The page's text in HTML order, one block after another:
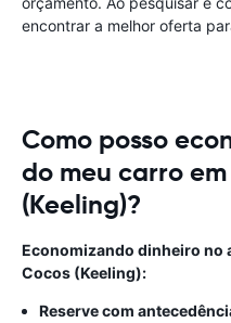
encontrar a melhor oferta
Como posso
do meu carro
(Keeling)?
Economizando dinheiro no
Cocos (Keeling):
Reserve com